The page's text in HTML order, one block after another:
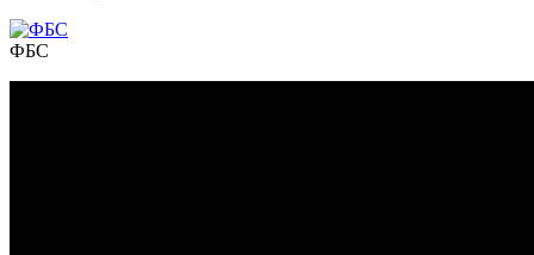
ФБС